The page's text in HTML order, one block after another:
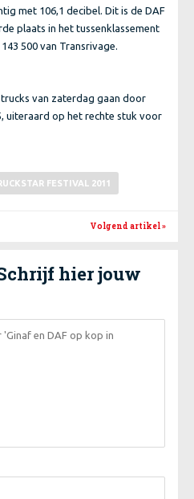
met 106,1 decibel. Dit is de DAF
plaats in het tussenklassement
500 van Transrivage.
van zaterdag gaan door
uiteraard op het rechte stuk voor
FESTIVAL 2011
Volgend artikel»
hier jouw